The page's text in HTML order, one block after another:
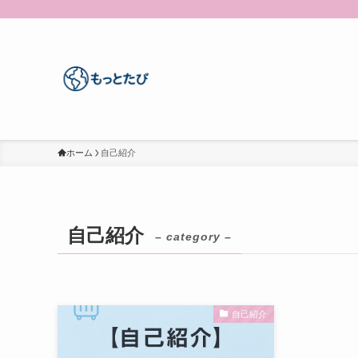
ホーム 自己紹介
自己紹介 – category –
自己紹介